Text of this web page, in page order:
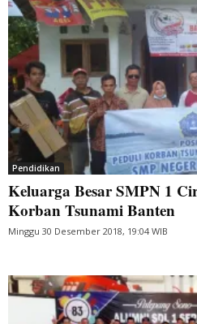
Pendidikan
Keluarga Besar SMPN 1
Korban Tsunami Banten
Minggu 30 Desember 2018, 19:04 WIB